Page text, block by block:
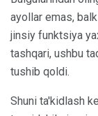
ayollar emas,
jinsiy funktsiya
tashqari, ushbu
tushib qoldi.
Shuni ta'kidlash